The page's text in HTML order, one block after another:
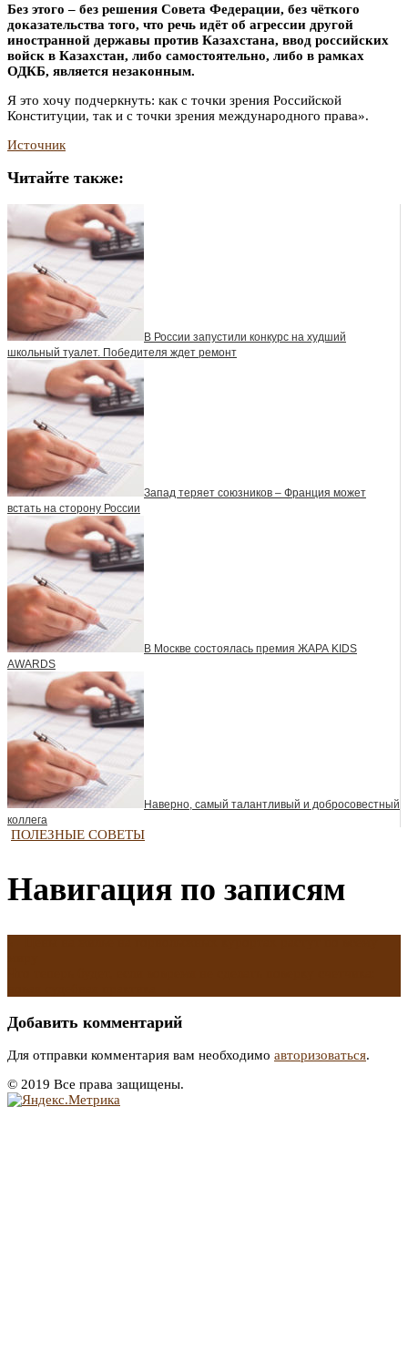
Без этого – без решения Совета Федерации, без чёткого
доказательства того, что речь идёт об агрессии другой
иностранной державы против Казахстана, ввод российских
войск в Казахстан, либо самостоятельно, либо в рамках
ОДКБ, является незаконным.
Я это хочу подчеркнуть: как с точки зрения Российской
Конституции, так и с точки зрения международного права».
Источник
Читайте также:
В России запустили конкурс на худший
школьный туалет. Победителя ждет ремонт
Запад теряет союзников – Франция может
встать на сторону России
В Москве состоялась премия ЖАРА KIDS
AWARDS
Наверно, самый талантливый и добросовестный
коллега
ПОЛЕЗНЫЕ СОВЕТЫ
Навигация по записям
Добавить комментарий
Для отправки комментария вам необходимо авторизоваться.
© 2019 Все права защищены.